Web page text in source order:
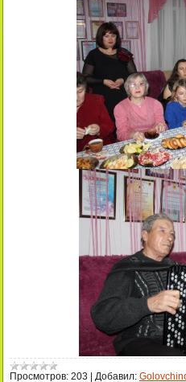
Просмотров: 203 Добавил: